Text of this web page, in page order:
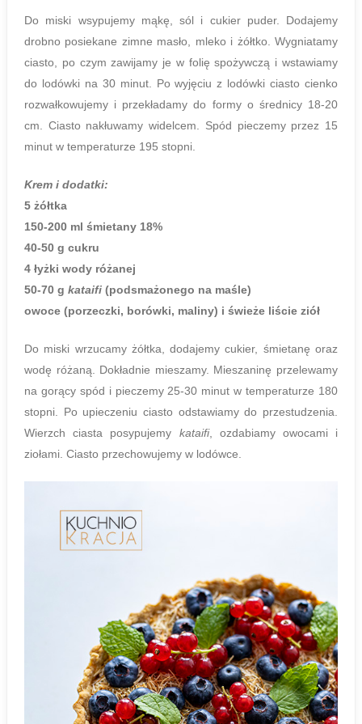
Do miski wsypujemy mąkę, sól i cukier puder. Dodajemy
drobno posiekane zimne masło, mleko i żółtko. Wygniatamy
ciasto, po czym zawijamy je w folię spożywczą i wstawiamy
do lodówki na 30 minut. Po wyjęciu z lodówki ciasto cienko
rozwałkowujemy i przekładamy do formy o średnicy 18-20
cm. Ciasto nakłuwamy widelcem. Spód pieczemy przez 15
minut w temperaturze 195 stopni.
Krem i dodatki:
5 żółtka
150-200 ml śmietany 18%
40-50 g cukru
4 łyżki wody różanej
50-70 g kataifi (podsmażonego na maśle)
owoce (porzeczki, borówki, maliny) i świeże liście ziół
Do miski wrzucamy żółtka, dodajemy cukier, śmietanę oraz
wodę różaną. Dokładnie mieszamy. Mieszaninę przelewamy
na gorący spód i pieczemy 25-30 minut w temperaturze 180
stopni. Po upieczeniu ciasto odstawiamy do przestudzenia.
Wierzch ciasta posypujemy kataifi, ozdabiamy owocami i
ziołami. Ciasto przechowujemy w lodówce.